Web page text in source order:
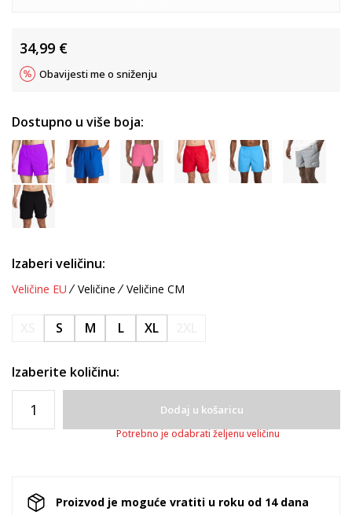
34,99 €
Obavijesti me o sniženju
Dostupno u više boja:
Izaberi veličinu:
Veličine EU Veličine Veličine CM
S M L XL
Izaberite količinu:
Dodaj u košaricu
Potrebno je odabrati željenu veličinu
Proizvod je moguće vratiti u roku od 14 dana